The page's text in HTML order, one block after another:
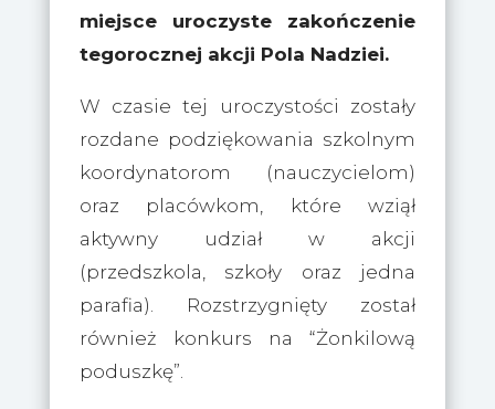
miejsce uroczyste zakończenie
tegorocznej akcji Pola Nadziei.
W czasie tej uroczystości zostały
rozdane podziękowania szkolnym
koordynatorom (nauczycielom)
oraz placówkom, które wziął
aktywny udział w akcji
(przedszkola, szkoły oraz jedna
parafia). Rozstrzygnięty został
również konkurs na “Żonkilową
poduszkę”.